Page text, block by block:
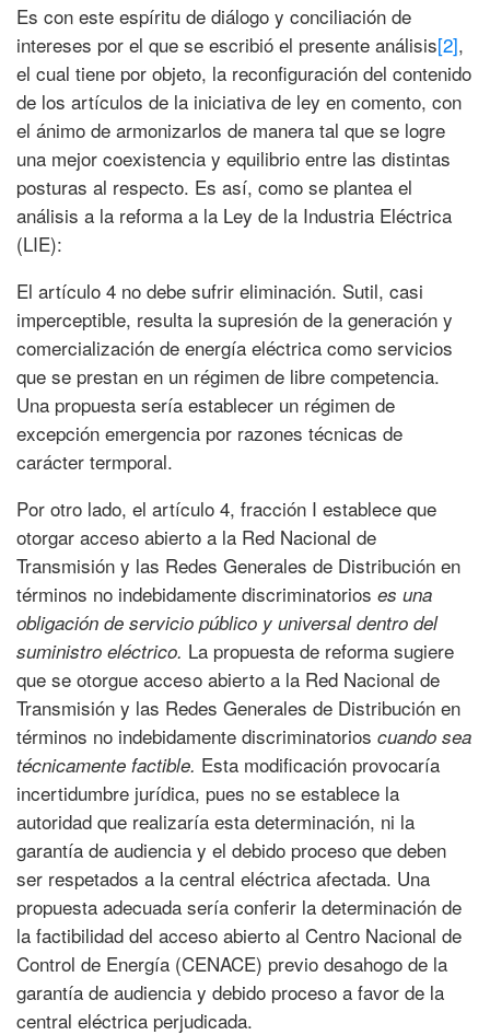
Es con este espíritu de diálogo y conciliación de
intereses por el que se escribió el presente análisis[2],
el cual tiene por objeto, la reconfiguración del contenido
de los artículos de la iniciativa de ley en comento, con
el ánimo de armonizarlos de manera tal que se logre
una mejor coexistencia y equilibrio entre las distintas
posturas al respecto. Es así, como se plantea el
análisis a la reforma a la Ley de la Industria Eléctrica
(LIE):
El artículo 4 no debe sufrir eliminación. Sutil, casi
imperceptible, resulta la supresión de la generación y
comercialización de energía eléctrica como servicios
que se prestan en un régimen de libre competencia.
Una propuesta sería establecer un régimen de
excepción emergencia por razones técnicas de
carácter termporal.
Por otro lado, el artículo 4, fracción I establece que
otorgar acceso abierto a la Red Nacional de
Transmisión y las Redes Generales de Distribución en
términos no indebidamente discriminatorios es una
obligación de servicio público y universal dentro del
suministro eléctrico. La propuesta de reforma sugiere
que se otorgue acceso abierto a la Red Nacional de
Transmisión y las Redes Generales de Distribución en
términos no indebidamente discriminatorios cuando sea
técnicamente factible. Esta modificación provocaría
incertidumbre jurídica, pues no se establece la
autoridad que realizaría esta determinación, ni la
garantía de audiencia y el debido proceso que deben
ser respetados a la central eléctrica afectada. Una
propuesta adecuada sería conferir la determinación de
la factibilidad del acceso abierto al Centro Nacional de
Control de Energía (CENACE) previo desahogo de la
garantía de audiencia y debido proceso a favor de la
central eléctrica perjudicada.